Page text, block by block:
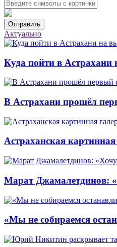
Отправить
Актуально
Куда пойти в Астрахани
В Астрахани прошёл
Астраханская картинная
Марат Джамалетдинов:
«Мы не собираемся